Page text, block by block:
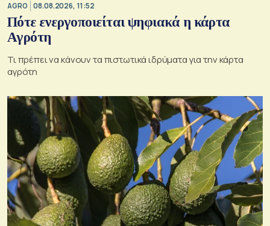
AGRO 08.08.2026, 11:52
Πότε ενεργοποιείται ψηφιακά η κάρτα
Αγρότη
Τι πρέπει να κάνουν τα πιστωτικά ιδρύματα για την κάρτα
αγρότη